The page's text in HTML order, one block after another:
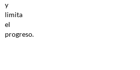
y
limita
el
progreso.